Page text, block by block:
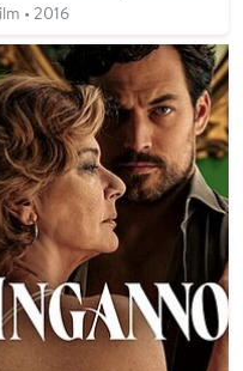
• 2016